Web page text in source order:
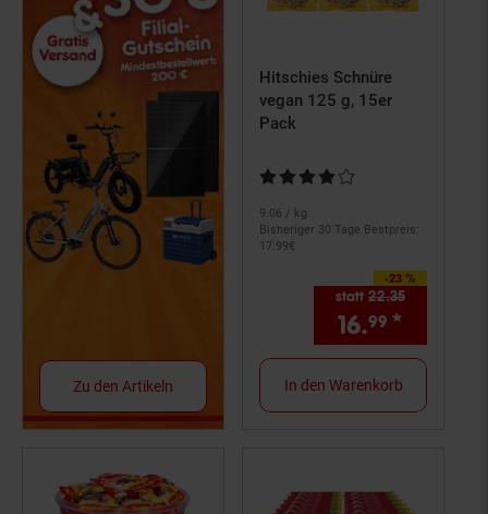
Zu den Artikeln
Hitschies Schnüre
vegan 125 g, 15er
Pack
Kundenbewertung: 4 von 5
9.06 / kg
Bisheriger 30 Tage Bestpreis:
17.99€
-23 %
Sie Sparen 23 Prozent,
statt 22.35
16.99 *
In den Warenkorb